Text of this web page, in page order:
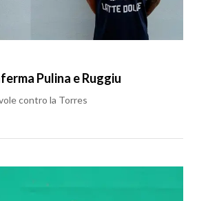
Pulina e Ruggiu
contro la Torres